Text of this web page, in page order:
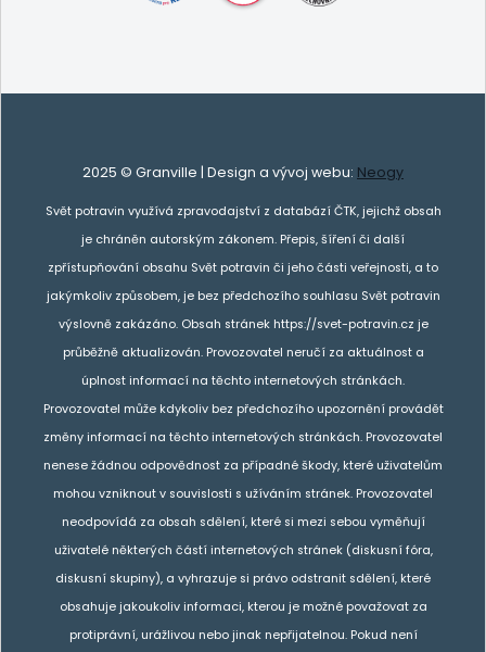
2025 © Granville | Design a vývoj webu: Neogy
Svět potravin využívá zpravodajství z databází ČTK, jejichž obsah
je chráněn autorským zákonem. Přepis, šíření či další
zpřístupňování obsahu Svět potravin či jeho části veřejnosti, a to
jakýmkoliv způsobem, je bez předchozího souhlasu Svět potravin
výslovně zakázáno. Obsah stránek https://svet-potravin.cz je
průběžně aktualizován. Provozovatel neručí za aktuálnost a
úplnost informací na těchto internetových stránkách.
Provozovatel může kdykoliv bez předchozího upozornění provádět
změny informací na těchto internetových stránkách. Provozovatel
nenese žádnou odpovědnost za případné škody, které uživatelům
mohou vzniknout v souvislosti s užíváním stránek. Provozovatel
neodpovídá za obsah sdělení, které si mezi sebou vyměňují
uživatelé některých částí internetových stránek (diskusní fóra,
diskusní skupiny), a vyhrazuje si právo odstranit sdělení, které
obsahuje jakoukoliv informaci, kterou je možné považovat za
protiprávní, urážlivou nebo jinak nepřijatelnou. Pokud není